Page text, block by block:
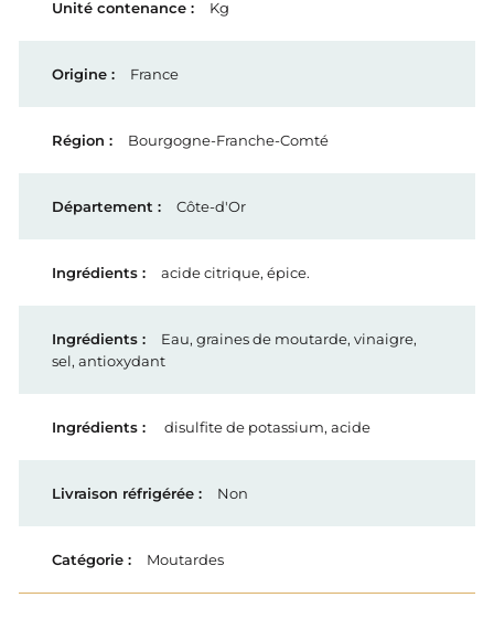
Kg
France
Bourgogne-Franche-Comté
Côte-d'Or
acide citrique, épice.
Eau, graines de moutarde, vinaigre,
sel, antioxydant
disulfite de potassium, acide
Non
Moutardes